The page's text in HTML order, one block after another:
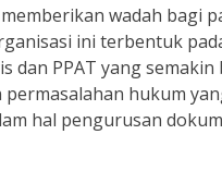
wadah bagi
ini terbentuk
PPAT yang semakin
hukum
hal pengurusan